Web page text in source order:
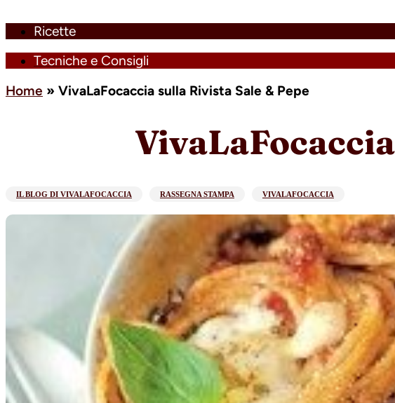
Ricette
Tecniche e Consigli
Home » VivaLaFocaccia sulla Rivista Sale & Pepe
IL BLOG DI VIVALAFOCACCIA RASSEGNA STAMPA VIVALAFOCACCIA